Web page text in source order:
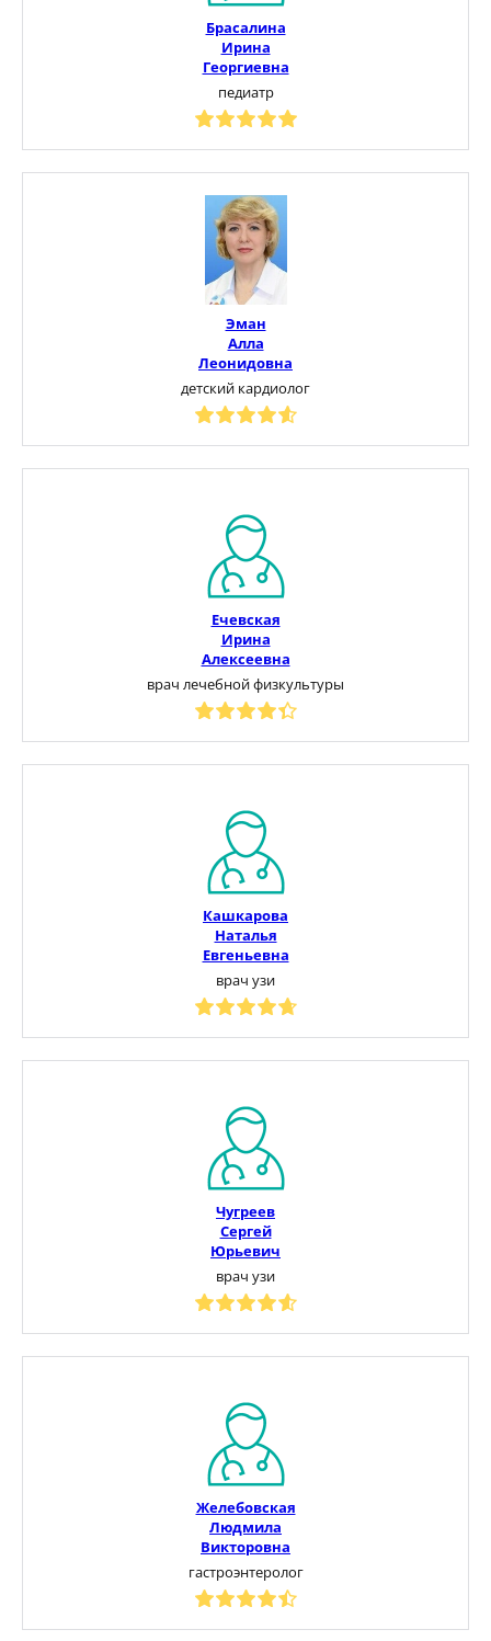
Брасалина
Ирина
Георгиевна
педиатр
Эман
Алла
Леонидовна
детский кардиолог
Ечевская
Ирина
Алексеевна
врач лечебной физкультуры
Кашкарова
Наталья
Евгеньевна
врач узи
Чугреев
Сергей
Юрьевич
врач узи
Желебовская
Людмила
Викторовна
гастроэнтеролог